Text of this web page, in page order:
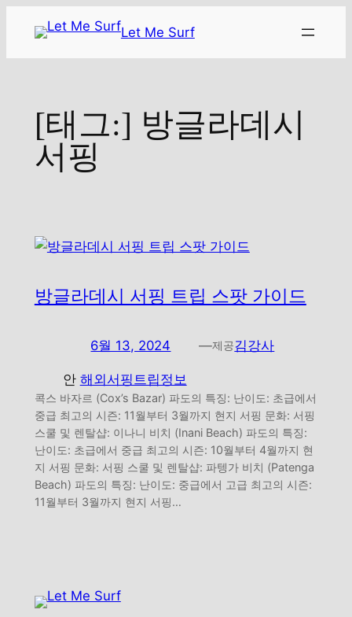
츠
Let Me Surf
[태그:] 방글라데시
서핑
방글라데시 서핑 트립 스팟 가이드
6월 13, 2024 —제공김강사
안 해외서핑트립정보
콕스 바자르 (Cox’s Bazar) 파도의 특징: 난이도: 초급에서
중급 최고의 시즌: 11월부터 3월까지 현지 서핑 문화: 서핑
스쿨 및 렌탈샵: 이나니 비치 (Inani Beach) 파도의 특징:
난이도: 초급에서 중급 최고의 시즌: 10월부터 4월까지 현
지 서핑 문화: 서핑 스쿨 및 렌탈샵: 파텡가 비치 (Patenga
Beach) 파도의 특징: 난이도: 중급에서 고급 최고의 시즌:
11월부터 3월까지 현지 서핑…